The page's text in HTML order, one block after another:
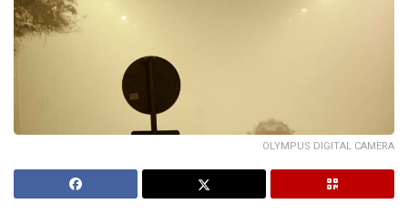
OLYMPUS DIGITAL CAMERA